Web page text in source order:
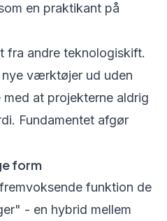
en praktikant på
fra andre teknologiskift.
nye værktøjer ud uden
med at projekterne aldrig
. Fundamentet afgør
form
funktion de
- en hybrid mellem